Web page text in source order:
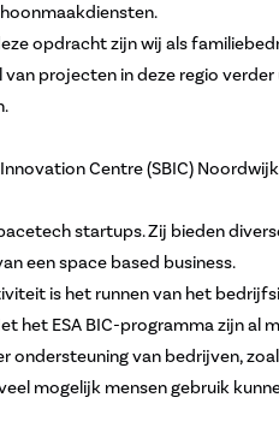
opdracht zijn wij als
projecten in deze regio
Centre (SBIC) Noordwijk
startups. Zij bieden
een space based business.
is het runnen van het
het ESA BIC-programma zijn
ondersteuning van bedrijven,
mogelijk mensen gebruik